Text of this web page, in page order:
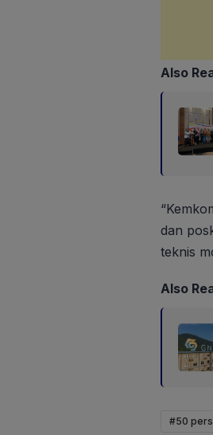
Also
dan
teknis
Also
#50